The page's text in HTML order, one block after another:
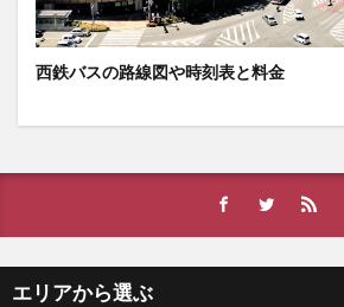
西鉄バスの路線図や時刻表と料金
エリアから選ぶ